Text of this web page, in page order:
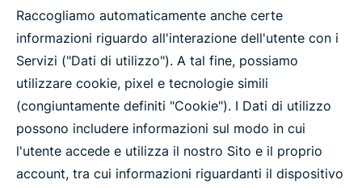
Raccogliamo automaticamente anche certe
informazioni riguardo all'interazione dell'utente con i
Servizi ("Dati di utilizzo"). A tal fine, possiamo
utilizzare cookie, pixel e tecnologie simili
(congiuntamente definiti "Cookie"). I Dati di utilizzo
possono includere informazioni sul modo in cui
l'utente accede e utilizza il nostro Sito e il proprio
account, tra cui informazioni riguardanti il dispositivo